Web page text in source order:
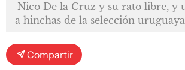
Nico De la Cruz y su rato libre, y
a hinchas de la selección
Compartir